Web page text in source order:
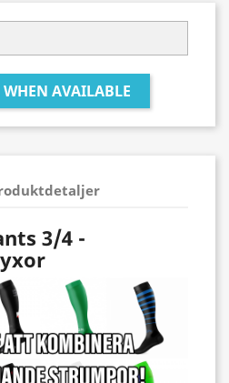
AVAILABLE
3/4 -